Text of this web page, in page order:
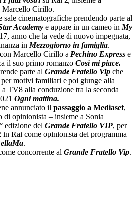
Marcello Cirillo.
sale cinematografiche prendendo parte al
Academy e appare in un cameo in My
anno che la vede di nuovo impegnata,
in Mezzogiorno in famiglia.
Marcello Cirillo a Pechino Express e
il suo primo romanzo Così mi piace.
parte al Grande Fratello Vip che
per motivi familiari e poi giunge alla
a TV8 alla conduzione tra la seconda
Ogni mattina.
annunciato il passaggio a Mediaset,
di opinionista – insieme a Sonia
edizione del Grande Fratello VIP, per
in Rai come opinionista del programma
.
concorrente al Grande Fratello Vip.